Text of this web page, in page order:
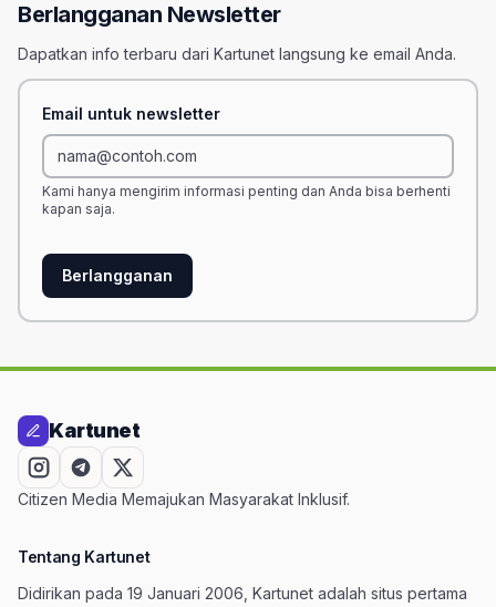
Berlangganan Newsletter
Dapatkan info terbaru dari Kartunet langsung ke email Anda.
Email untuk newsletter
Kami hanya mengirim informasi penting dan Anda bisa berhenti
kapan saja.
Berlangganan
Kartunet
Citizen Media Memajukan Masyarakat Inklusif.
Tentang Kartunet
Didirikan pada 19 Januari 2006, Kartunet adalah situs pertama